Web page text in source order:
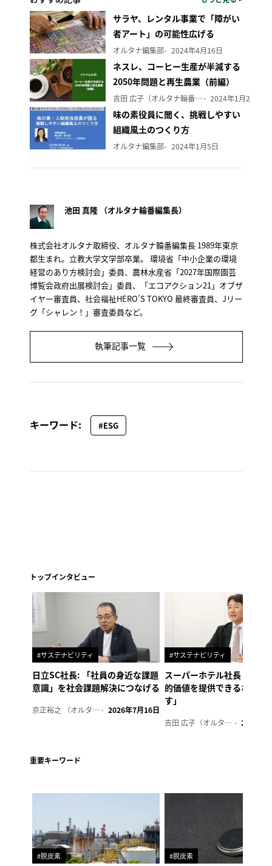
サラヤ、レンタル事業で「障がい
者アート」の可能性広げる
オルタナ編集部 2024年4月16日
ネスレ、コーヒー生産が半減する
2050年問題と再生農業（前編）
吉田 広子（オルタナ輪番編集長） 2024年1月29日
味の素役員に聞く、挑戦しやすい
組織風土のつくり方
オルタナ編集部 2024年1月5日
池田 真隆 （オルタナ輪番編集長）
株式会社オルタナ取締役、オルタナ輪番編集長 1989年東京
都生まれ。立教大学文学部卒業。 環境省「中小企業の環境
経営のあり方検討会」委員、農林水産省「2027年国際園芸
博覧会政府出展検討会」委員、「エコアクション21」オブザ
イヤー審査員、社会福祉HERO’S TOKYO 最終審査員、Jリー
グ「シャレン！」審査委員など。
執筆記事一覧
キーワード: #ESG
トップインタビュー
#サステナビリティ
日立SC社長: 「社員の身近な課題
意識」を社会課題解決につなげる
京正裕之 （オルタナ副編集長） 2026年7月16日
#サステナビリティ
スーパーホテル社長「地域
的価値を提供できるホテル
す」
吉田 広子（オルタナ輪番編集長） 2026年6
重要キーワード
#脱炭素 #脱炭素